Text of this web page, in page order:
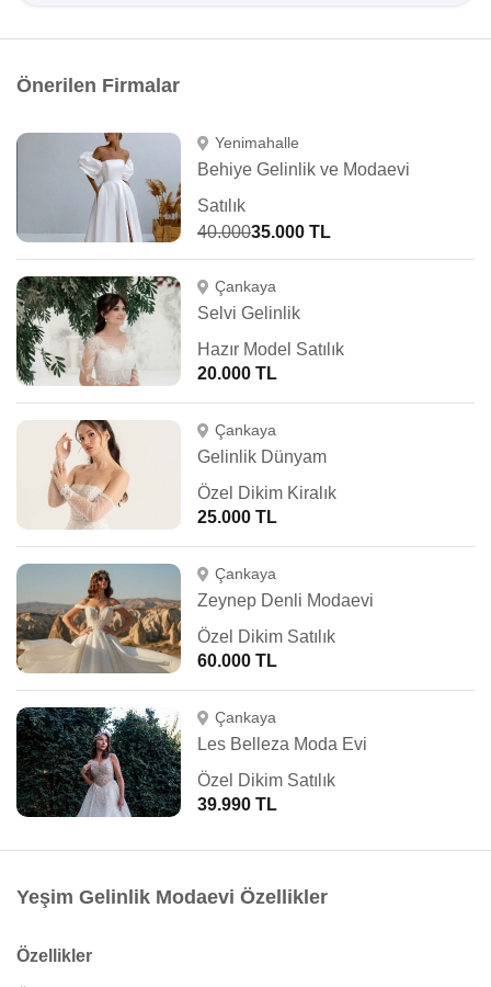
Önerilen Firmalar
Yenimahalle
Behiye Gelinlik ve Modaevi
Satılık
40.00035.000 TL
Çankaya
Selvi Gelinlik
Hazır Model Satılık
20.000 TL
Çankaya
Gelinlik Dünyam
Özel Dikim Kiralık
25.000 TL
Çankaya
Zeynep Denli Modaevi
Özel Dikim Satılık
60.000 TL
Çankaya
Les Belleza Moda Evi
Özel Dikim Satılık
39.990 TL
Yeşim Gelinlik Modaevi Özellikler
Özellikler